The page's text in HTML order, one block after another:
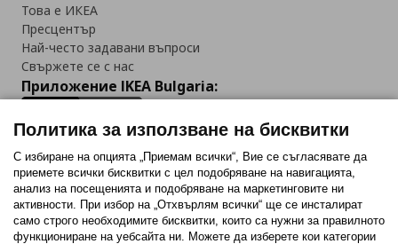
Това е ИКЕА
Пресцентър
Най-често задавани въпроси
Свържете се с нас
Приложение IKEA Bulgaria:
Последвайте ни:
FacebookTwitterYoutubePinterestInstagram
Политика за използване на бисквитки
С избиране на опцията „Приемам всички“, Вие се съгласявате да
приемете всички бисквитки с цел подобряване на навигацията,
анализ на посещенията и подобряване на маркетинговите ни
активности. При избор на „Отхвърлям всички“ ще се инсталират
само строго необходимитe бисквитки, които са нужни за правилното
функциониране на уебсайта ни. Можете да изберете кои категории